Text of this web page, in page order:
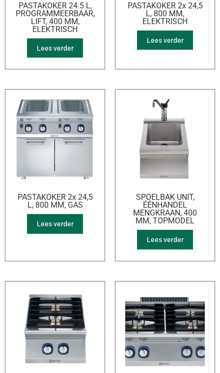
PASTAKOKER 24.5 L,
PROGRAMMEERBAAR,
LIFT, 400 MM,
ELEKTRISCH
Lees verder
PASTAKOKER 2x 24,5
L, 800 MM,
ELEKTRISCH
Lees verder
PASTAKOKER 2x 24,5
L, 800 MM, GAS
Lees verder
SPOELBAK UNIT,
ÉÉNHANDEL
MENGKRAAN, 400
MM, TOPMODEL
Lees verder